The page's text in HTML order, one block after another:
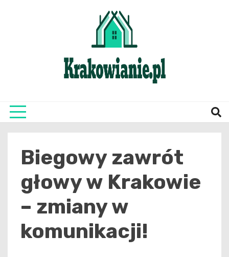
Biegowy zawrót
głowy w Krakowie
– zmiany w
komunikacji!